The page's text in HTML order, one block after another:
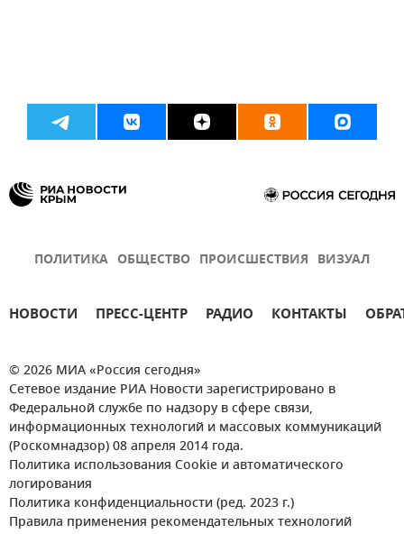
ПОЛИТИКА ОБЩЕСТВО ПРОИСШЕСТВИЯ ВИЗУАЛ
НОВОСТИ ПРЕСС-ЦЕНТР РАДИО КОНТАКТЫ
© 2026 МИА «Россия сегодня»
Сетевое издание РИА Новости зарегистрировано в
Федеральной службе по надзору в сфере связи,
информационных технологий и массовых коммуникаций
(Роскомнадзор) 08 апреля 2014 года.
Политика использования Cookie и автоматического
логирования
Политика конфиденциальности (ред. 2023 г.)
Правила применения рекомендательных технологий